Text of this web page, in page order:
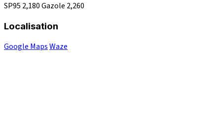
SP95 2,180Gazole 2,260
Localisation
Google MapsWaze